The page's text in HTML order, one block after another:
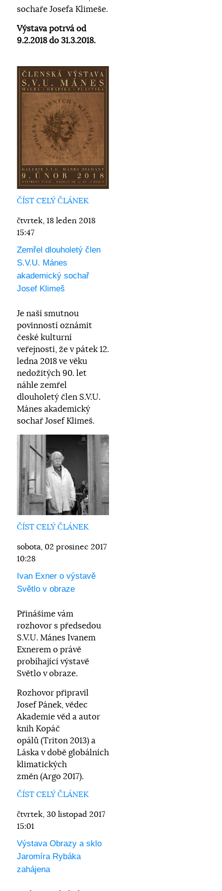
sochaře Josefa Klimeše.
Výstava potrvá od
9.2.2018 do 31.3.2018.
ČÍST CELÝ ČLÁNEK
čtvrtek, 18 leden 2018
15:47
Zemřel dlouholetý člen
S.V.U. Mánes
akademický sochař
Josef Klimeš
Je naší smutnou
povinností oznámit
české kulturní
veřejnosti, že v pátek 12.
ledna 2018 ve věku
nedožitých 90. let
náhle zemřel
dlouholetý člen S.V.U.
Mánes akademický
sochař Josef Klimeš.
ČÍST CELÝ ČLÁNEK
sobota, 02 prosinec 2017
10:28
Ivan Exner o výstavě
Světlo v obraze
Přinášíme vám
rozhovor s předsedou
S.V.U. Mánes Ivanem
Exnerem o právě
probíhající výstavě
Světlo v obraze.
Rozhovor připravil
Josef Pánek, vědec
Akademie věd a autor
knih Kopáč
opálů (Triton 2013) a
Láska v době globálních
klimatických
změn (Argo 2017).
ČÍST CELÝ ČLÁNEK
čtvrtek, 30 listopad 2017
15:01
Výstava Obrazy a sklo
Jaromíra Rybáka
zahájena